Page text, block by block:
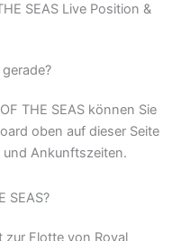
SEAS Live Position &
gerade?
THE SEAS können Sie
oben auf dieser Seite
und Ankunftszeiten.
SEAS?
zur Flotte von Royal